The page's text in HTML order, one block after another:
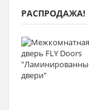
РАСПРОДАЖА!